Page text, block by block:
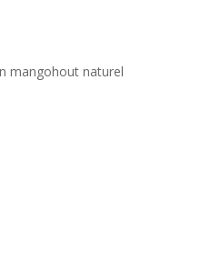
mangohout naturel